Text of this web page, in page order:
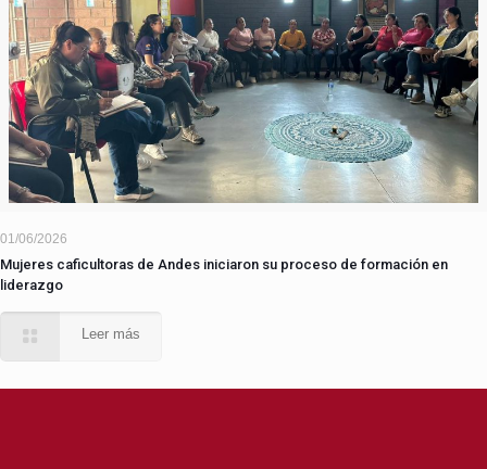
01/06/2026
Mujeres caficultoras de Andes iniciaron su proceso de formación en
liderazgo
Leer más